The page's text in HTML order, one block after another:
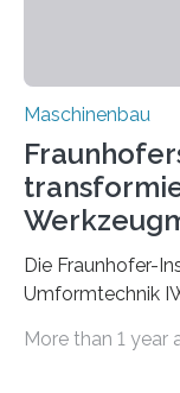
Maschinenbau
Die Fraunhofer-
Umformtechnik
Durchbruch in
More than 1 year